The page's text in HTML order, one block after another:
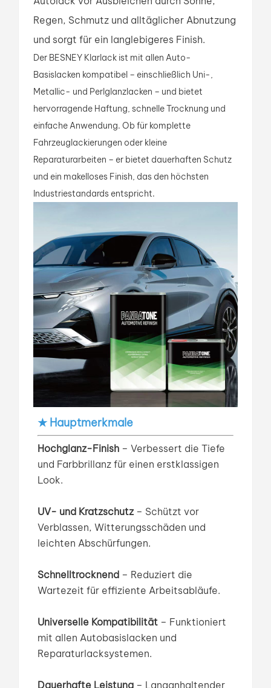
Regen, Schmutz und alltäglicher Abnutzung
und sorgt für ein langlebigeres Finish.
Der BESNEY Klarlack ist mit allen Auto-
Basislacken kompatibel – einschließlich Uni-,
Metallic- und Perlglanzlacken – und bietet
hervorragende Haftung, schnelle Trocknung und
einfache Anwendung. Ob für komplette
Fahrzeuglackierungen oder kleine
Reparaturarbeiten – er bietet dauerhaften Schutz
und ein makelloses Finish, das den höchsten
Industriestandards entspricht.
★ Hauptmerkmale
Hochglanz-Finish– Verbessert die Tiefe
und Farbbrillanz für einen erstklassigen
Look.
UV- und Kratzschutz– Schützt vor
Verblassen, Witterungsschäden und
leichten Abschürfungen.
Schnelltrocknend– Reduziert die
Wartezeit für effiziente Arbeitsabläufe.
Universelle Kompatibilität– Funktioniert
mit allen Autobasislacken und
Reparaturlacksystemen.
Dauerhafte Leistung– Langanhaltender